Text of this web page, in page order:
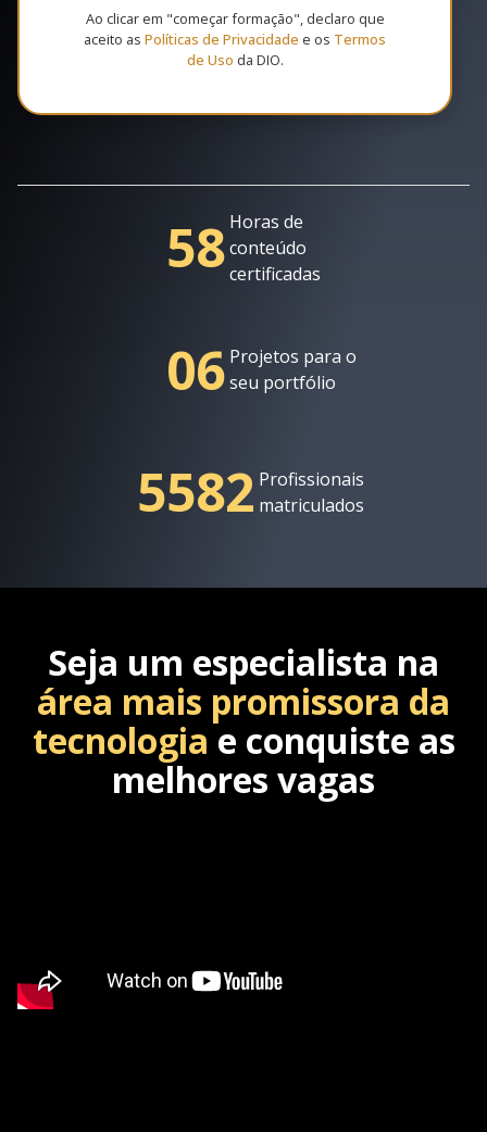
Ao clicar em "começar formação", declaro que
aceito as Políticas de Privacidade e os Termos
de Uso da DIO.
58 Horas de
conteúdo
certificadas
06 Projetos para o
seu portfólio
5582 Profissionais
matriculados
Seja um especialista na
área mais promissora da
tecnologia e conquiste as
melhores vagas